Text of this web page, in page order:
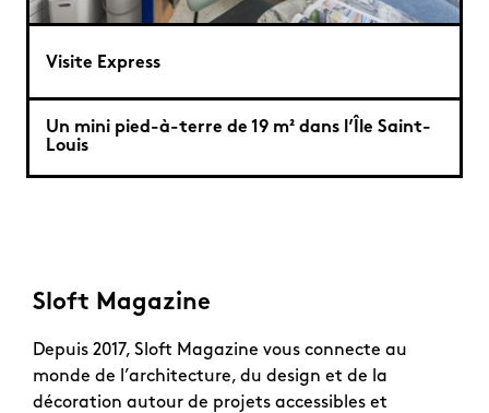
Visite Express
Un mini pied-à-terre de 19 m² dans l’Île Saint-
Louis
Sloft Magazine
Depuis 2017, Sloft Magazine vous connecte au
monde de l’architecture, du design et de la
décoration autour de projets accessibles et